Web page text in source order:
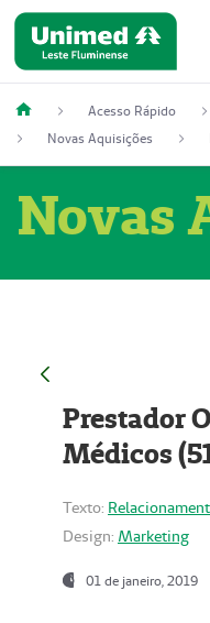
Acesso Rápido
Novas Aquisições
Novas
Prestador
Médicos
Texto:
Design: Marketing
01 de janeiro, 2019